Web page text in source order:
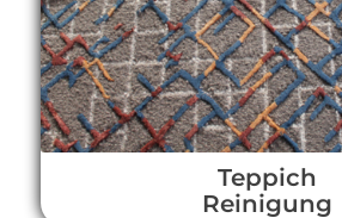
Teppich
Reinigung